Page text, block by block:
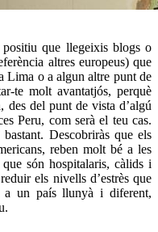
que llegeixis blogs o
altres europeus) que
Lima o a algun altre punt de
te molt avantatjós, perquè
des del punt de vista d’algú
Peru, com serà el teu cas.
Descobriràs que els
reben molt bé a les
són hospitalaris, càlids i
els nivells d’estrès que
a un país llunyà i diferent,